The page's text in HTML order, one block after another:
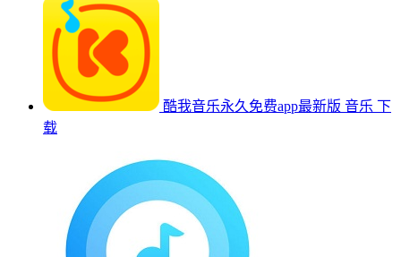
酷我音乐永久免费app最新版 音乐 下
载